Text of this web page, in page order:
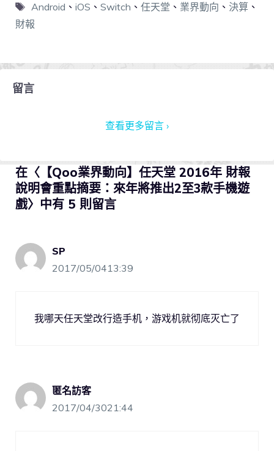
Android 、 iOS 、 Switch 、 任天堂 、 業界動向 、 決算、
財報
留言
查看更多留言 ›
在〈【Qoo業界動向】任天堂 2016年 財報
說明會重點摘要：來年將推出2至3款手機遊
戲〉中有 5 則留言
SP
2017/05/0413:39
我哪天任天堂改行造手机，游戏机就彻底灭亡了
匿名訪客
2017/04/3021:44